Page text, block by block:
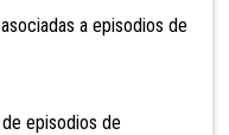
a episodios de
episodios de